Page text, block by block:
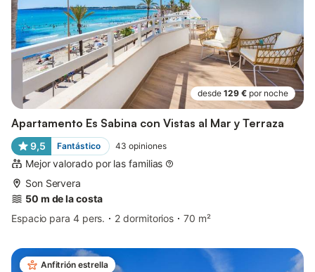
desde 129 € por noche
Apartamento Es Sabina con Vistas al Mar y Terraza
9,5 Fantástico 43 opiniones
Mejor valorado por las familias
Son Servera
50 m de la costa
Espacio para 4 pers.
2 dormitorios 70 m²
Anfitrión estrella